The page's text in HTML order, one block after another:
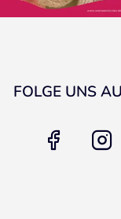
FOLGE UNS